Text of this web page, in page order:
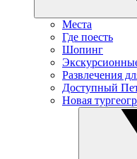
Места
Где поесть
Шопинг
Развлечения
Доступный
Новая